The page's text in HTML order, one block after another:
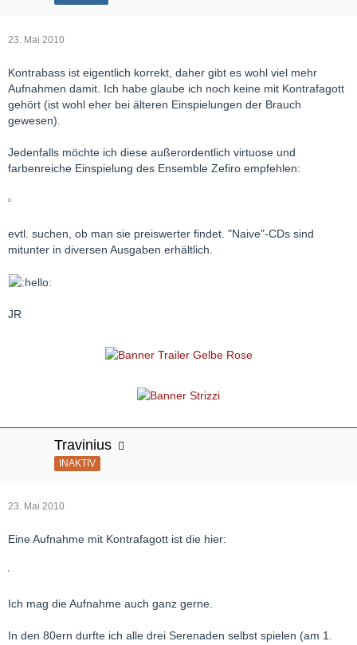
23. Mai 2010
Kontrabass ist eigentlich korrekt, daher gibt es wohl viel mehr
Aufnahmen damit. Ich habe glaube ich noch keine mit Kontrafagott
gehört (ist wohl eher bei älteren Einspielungen der Brauch
gewesen).
Jedenfalls möchte ich diese außerordentlich virtuose und
farbenreiche Einspielung des Ensemble Zefiro empfehlen:
evtl. suchen, ob man sie preiswerter findet. "Naive"-CDs sind
mitunter in diversen Ausgaben erhältlich.
JR
Travinius
INAKTIV
23. Mai 2010
Eine Aufnahme mit Kontrafagott ist die hier:
Ich mag die Aufnahme auch ganz gerne.
In den 80ern durfte ich alle drei Serenaden selbst spielen (am 1.